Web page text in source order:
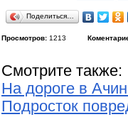
Поделиться…
Просмотров: 1213
Смотрите также:
На дороге в
Подросток